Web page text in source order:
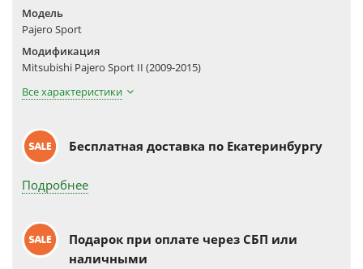
Модель
Pajero Sport
Модификация
Mitsubishi Pajero Sport II (2009-2015)
Все характеристики
Бесплатная доставка по Екатеринбургу
Подробнее
Подарок при оплате через СБП или
наличными